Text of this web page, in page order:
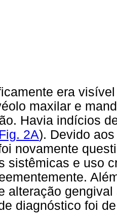
era
maxilar e
Havia indícios
Fig. 2A). Devido
novamente
sistêmicas e uso
alteração
diagnóstico foi